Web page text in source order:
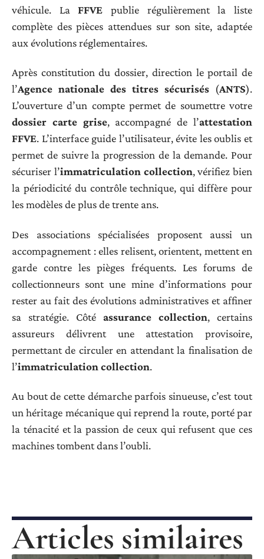
véhicule. LaFFVE publie régulièrement la liste
complète des pièces attendues sur son site, adaptée
aux évolutions réglementaires.
Après constitution du dossier, direction le portail de
l’Agence nationale des titres sécurisés (ANTS).
L’ouverture d’un compte permet de soumettre votre
dossier carte grise, accompagné de l’attestation
FFVE. L’interface guide l’utilisateur, évite les oublis et
permet de suivre la progression de la demande. Pour
sécuriser l’immatriculation collection, vérifiez bien
la périodicité du contrôle technique, qui diffère pour
les modèles de plus de trente ans.
Des associations spécialisées proposent aussi un
accompagnement : elles relisent, orientent, mettent en
garde contre les pièges fréquents. Les forums de
collectionneurs sont une mine d’informations pour
rester au fait des évolutions administratives et affiner
sa stratégie. Côté assurance collection, certains
assureurs délivrent une attestation provisoire,
permettant de circuler en attendant la finalisation de
l’immatriculation collection.
Au bout de cette démarche parfois sinueuse, c’est tout
un héritage mécanique qui reprend la route, porté par
la ténacité et la passion de ceux qui refusent que ces
machines tombent dans l’oubli.
Articles similaires